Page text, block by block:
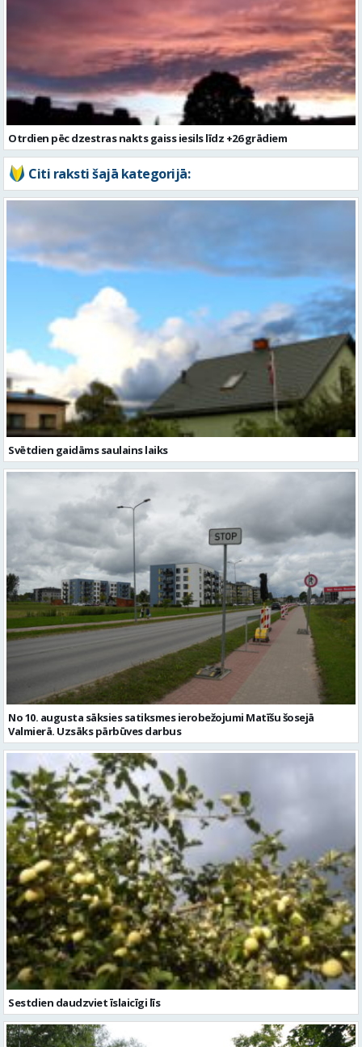
Otrdien pēc dzestras nakts gaiss iesils līdz +26 grādiem
Citi raksti šajā kategorijā:
Svētdien gaidāms saulains laiks
No 10. augusta sāksies satiksmes ierobežojumi Matīšu šosejā
Valmierā. Uzsāks pārbūves darbus
Sestdien daudzviet īslaicīgi līs